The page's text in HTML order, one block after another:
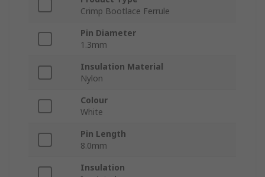
Crimp Bootlace Ferrule
Pin Diameter
1.3mm
Insulation Material
Nylon
Colour
White
Pin Length
8.0mm
Insulation